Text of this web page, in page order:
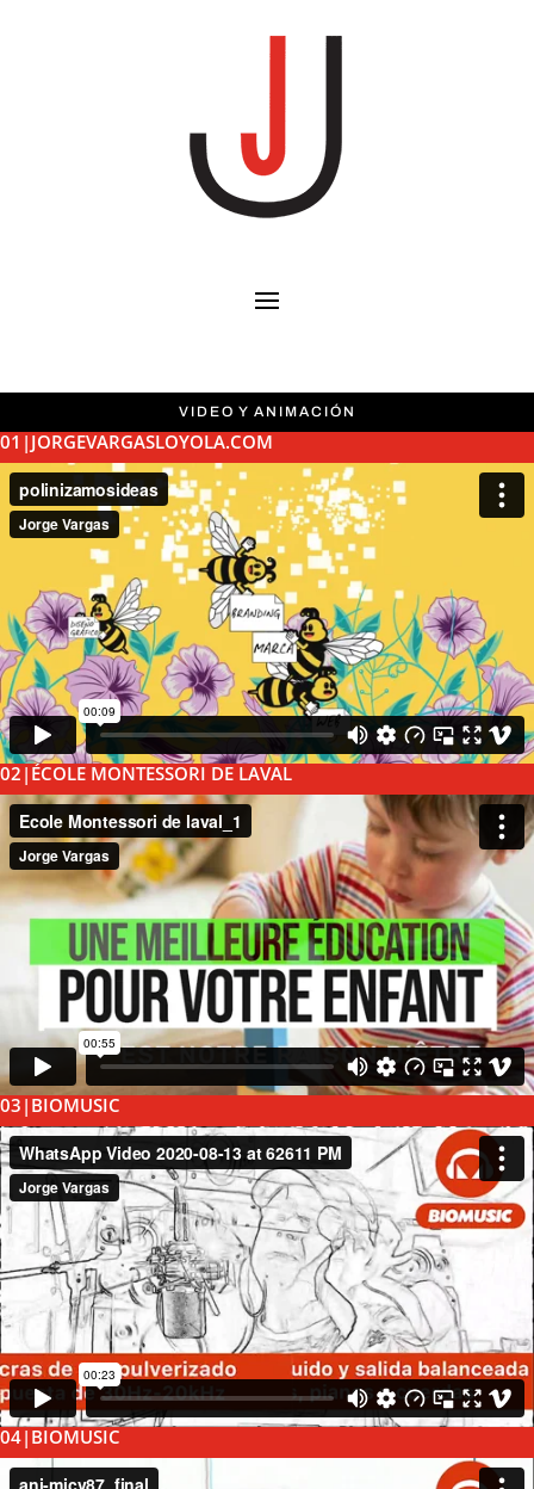
VIDEO Y ANIMACIÓN
01|JORGEVARGASLOYOLA.COM
02|ÉCOLE MONTESSORI DE LAVAL
03|BIOMUSIC
04|BIOMUSIC